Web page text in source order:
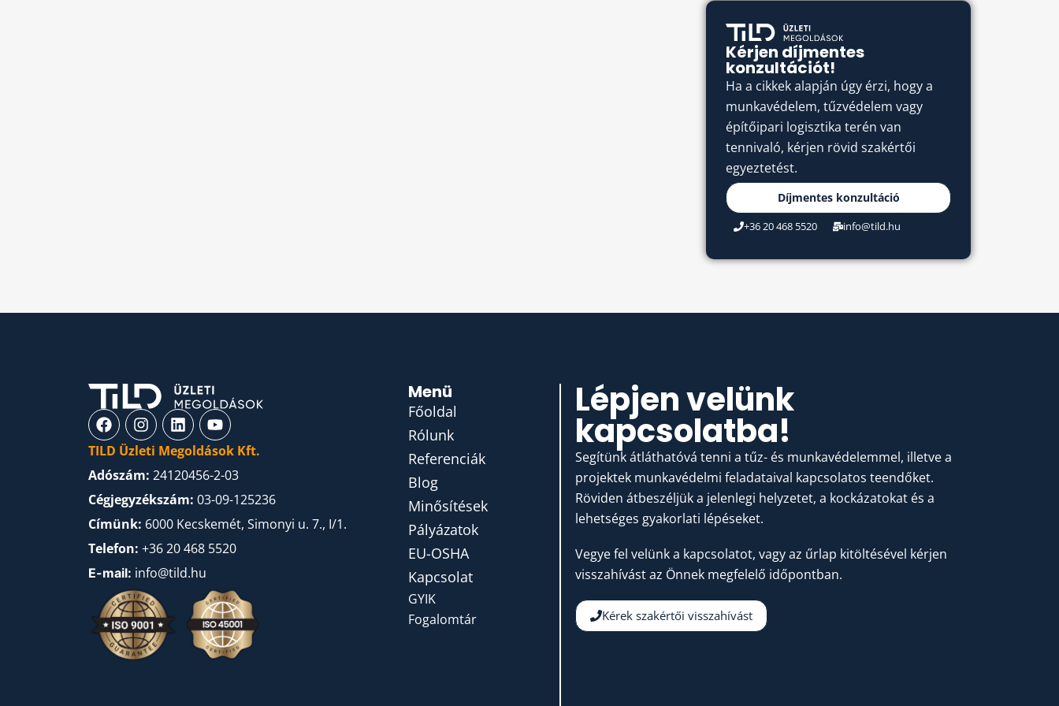
Kérjen díjmentes
konzultációt!
Ha a cikkek alapján úgy érzi, hogy a
munkavédelem, tűzvédelem vagy
építőipari logisztika terén van
tennivaló, kérjen rövid szakértői
egyeztetést.
Díjmentes konzultáció
+36 20 468 5520 info@tild.hu
TILD Üzleti Megoldások Kft.
Adószám: 24120456-2-03
Cégjegyzékszám: 03-09-125236
Címünk: 6000 Kecskemét, Simonyi u. 7., I/1.
Telefon: +36 20 468 5520
E-mail: info@tild.hu
Menü
Főoldal
Rólunk
Referenciák
Blog
Minősítések
Pályázatok
EU-OSHA
Kapcsolat
GYIK
Fogalomtár
Lépjen velünk
kapcsolatba!
Segítünk átláthatóvá tenni a tűz- és munkavédelemmel, illetve a
projektek munkavédelmi feladataival kapcsolatos teendőket.
Röviden átbeszéljük a jelenlegi helyzetet, a kockázatokat és a
lehetséges gyakorlati lépéseket.
Vegye fel velünk a kapcsolatot, vagy az űrlap kitöltésével kérjen
visszahívást az Önnek megfelelő időpontban.
Kérek szakértői visszahívást